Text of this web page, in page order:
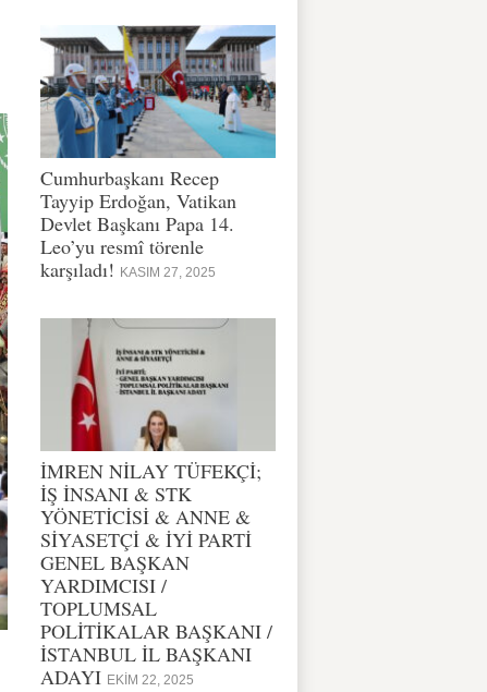
Cumhurbaşkanı Recep
Tayyip Erdoğan, Vatikan
Devlet Başkanı Papa 14.
Leo’yu resmî törenle
karşıladı! KASIM 27, 2025
İMREN NİLAY TÜFEKÇİ;
İŞ İNSANI & STK
YÖNETİCİSİ & ANNE &
SİYASETÇİ & İYİ PARTİ
GENEL BAŞKAN
YARDIMCISI /
TOPLUMSAL
POLİTİKALAR BAŞKANI /
İSTANBUL İL BAŞKANI
ADAYI EKIM 22, 2025